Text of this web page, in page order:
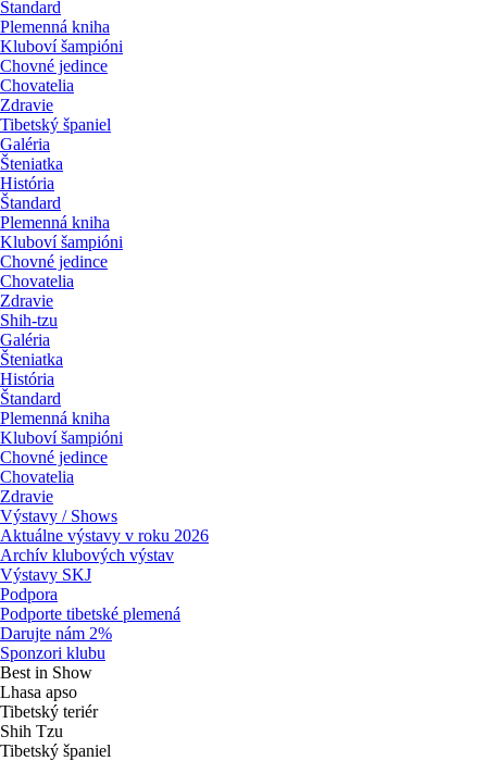
Štandard
Plemenná kniha
Kluboví šampióni
Chovné jedince
Chovatelia
Zdravie
Tibetský španiel
Galéria
Šteniatka
História
Štandard
Plemenná kniha
Kluboví šampióni
Chovné jedince
Chovatelia
Zdravie
Shih-tzu
Galéria
Šteniatka
História
Štandard
Plemenná kniha
Kluboví šampióni
Chovné jedince
Chovatelia
Zdravie
Výstavy / Shows
Aktuálne výstavy v roku 2026
Archív klubových výstav
Výstavy SKJ
Podpora
Podporte tibetské plemená
Darujte nám 2%
Sponzori klubu
Best in Show
Lhasa apso
Tibetský teriér
Shih Tzu
Tibetský španiel